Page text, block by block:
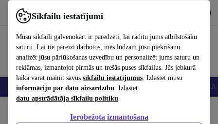
Sīkfailu iestatījumi
Mūsu sīkfaili galvenokārt ir paredzēti, lai rādītu jums atbilstošāku
saturu. Lai tie pareizi darbotos, mēs lūdzam jūsu piekrišanu
analizēt jūsu pārlūkošanas uzvedību un personalizēt jums saturu un
reklāmas, izmantojot pirmās un trešās puses sīkfailus. Jūs jebkurā
laikā varat mainīt savus sīkfailu iestatījumus. Izlasiet mūsu
informāciju par datu aizsardzību. Izlasiet
datu apstrādātāja sīkfailu politiku
Ierobežota izmantošana
Izmantojiet refurbed ātri un viegli
Viedtālruņi Portatīvie datori Planšetes Viedpulksteņi